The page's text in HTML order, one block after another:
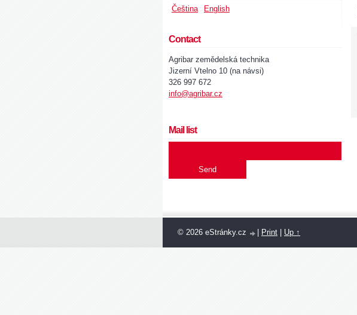
Čeština English
Contact
Agribar zemědelská technika
Jizerní Vtelno 10 (na návsi)
326 997 672
info@agribar.cz
Mail list
© 2026 eStránky.cz Print Up ↑